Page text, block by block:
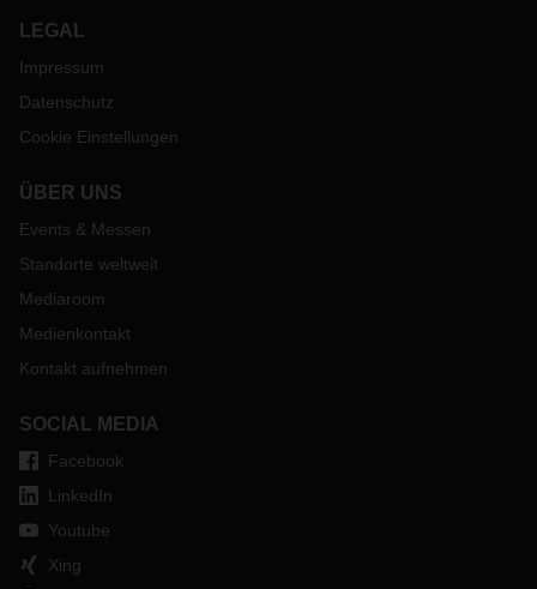
LEGAL
Impressum
Datenschutz
Cookie Einstellungen
ÜBER UNS
Events & Messen
Standorte weltweit
Mediaroom
Medienkontakt
Kontakt aufnehmen
SOCIAL MEDIA
Facebook
LinkedIn
Youtube
Xing